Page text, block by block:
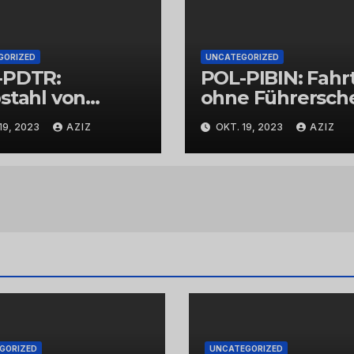
von
2023 AZIZ
UNCATEGORIZED
POL-PIBIN:
ohne
und unter
von Drogen
OKT. 19, 2023 AZIZ
UNCATEGORIZED